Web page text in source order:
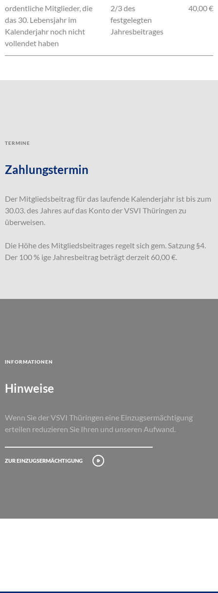
ordentliche Mitglieder, die
das 30. Lebensjahr im
Kalenderjahr noch nicht
vollendet haben
2/3 des
festgelegten
Jahresbeitrages
40,00 €
Termine
Zahlungstermin
Der Mitgliedsbeitrag für das laufende Kalenderjahr ist bis zum
30.03. des Jahres auf das Konto der VSVI Thüringen zu
überweisen.
Die Höhe des Mitgliedsbeitrages regelt sich gem. Satzung §4.
Der 100 % ige Jahresbeitrag beträgt derzeit 60,00 €.
Informationen
Hinweise
Wenn Sie der VSVI Thüringen eine Einzugsermächtigung
erteilen reduzieren Sie Ihren und unseren Aufwand.
Zur Einzugsermächtigung